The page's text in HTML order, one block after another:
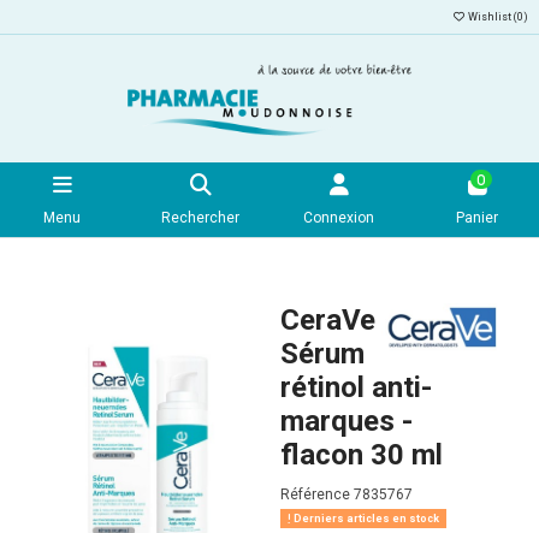
Wishlist (0)
Menu Rechercher Connexion
0
Panier
CeraVe
Sérum
rétinol anti-
marques -
flacon 30 ml
Référence 7835767
Derniers articles en stock